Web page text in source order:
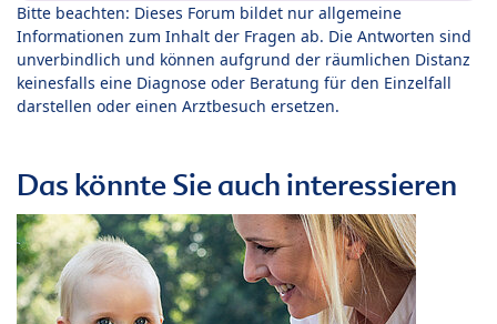
Bitte beachten: Dieses Forum bildet nur allgemeine
Informationen zum Inhalt der Fragen ab. Die Antworten sind
unverbindlich und können aufgrund der räumlichen Distanz
keinesfalls eine Diagnose oder Beratung für den Einzelfall
darstellen oder einen Arztbesuch ersetzen.
Das könnte Sie auch interessieren